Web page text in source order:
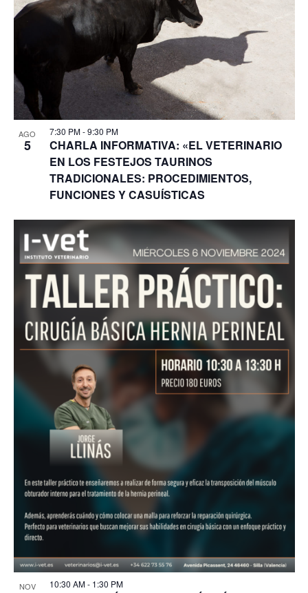
AGO
5
7:30 PM-9:30 PM
CHARLA INFORMATIVA: «EL VETERINARIO
EN LOS FESTEJOS TAURINOS
TRADICIONALES: PROCEDIMIENTOS,
FUNCIONES Y CASUÍSTICAS
NOV 10:30 AM- 1:30 PM